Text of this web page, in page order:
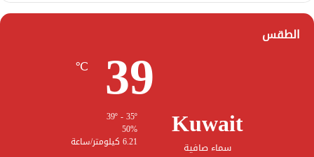
الطقس
Kuwait
سماء صافية
39
℃
50%
6.21 كيلومتر/ساعة